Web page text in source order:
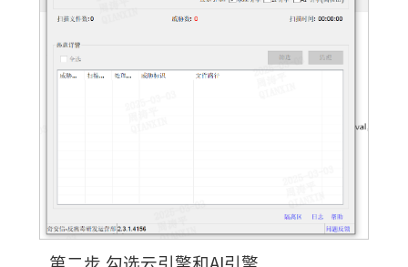
第二步.勾选云引擎和AI引擎